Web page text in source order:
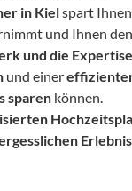
in Kiel spart
und Ihnen
und die
und einer
sparen können.
Erlebnis